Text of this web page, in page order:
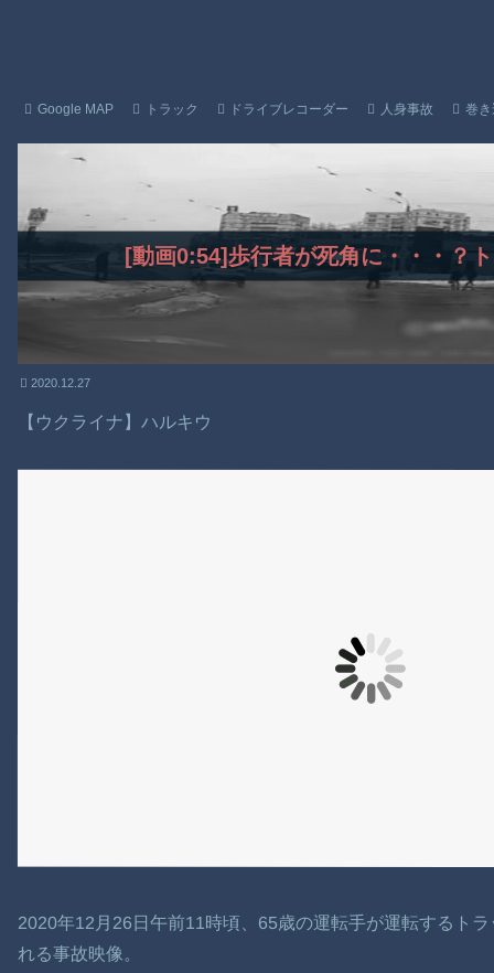
Google MAP トラック ドライブレコーダー 人身事故 巻
[動画0:54]歩行者が死角に・・・？
2020.12.27
【ウクライナ】ハルキウ
2020年12月26日午前11時頃、65歳の運転手が運転するト
れる事故映像。